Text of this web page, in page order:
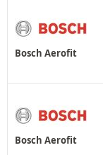
Bosch Aerofit
Bosch Aerofit